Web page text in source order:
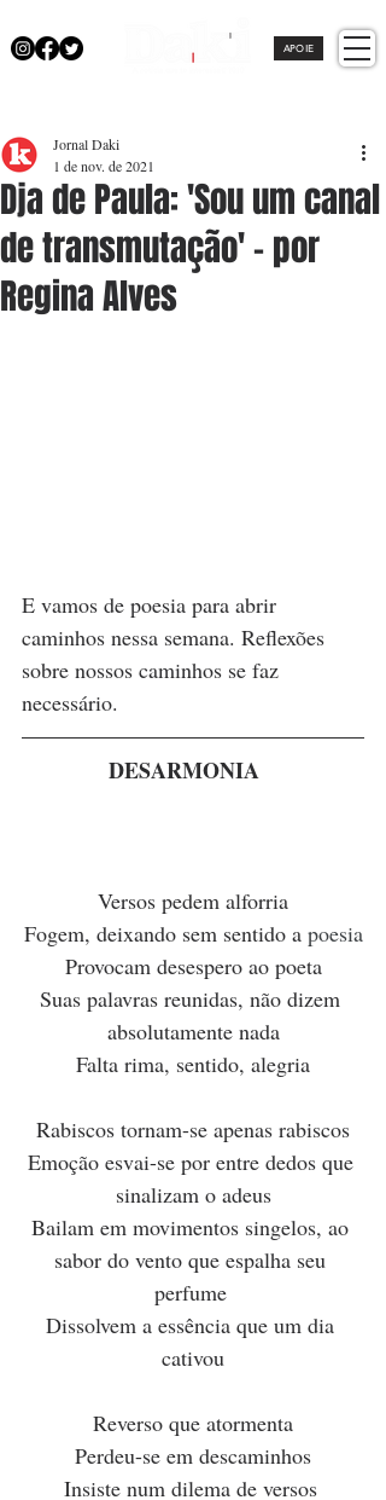
APOIE
Dja de Paula: 'Sou um canal
de transmutação' - por
Regina Alves
Jornal Daki
1 de nov. de 2021
E vamos de poesia para abrir
caminhos nessa semana. Reflexões
sobre nossos caminhos se faz
necessário.
DESARMONIA
Versos pedem alforria
Fogem, deixando sem sentido a poesia
Provocam desespero ao poeta
Suas palavras reunidas, não dizem
absolutamente nada
Falta rima, sentido, alegria
Rabiscos tornam-se apenas rabiscos
Emoção esvai-se por entre dedos que
sinalizam o adeus
Bailam em movimentos singelos, ao
sabor do vento que espalha seu
perfume
Dissolvem a essência que um dia
cativou
Reverso que atormenta
Perdeu-se em descaminhos
Insiste num dilema de versos